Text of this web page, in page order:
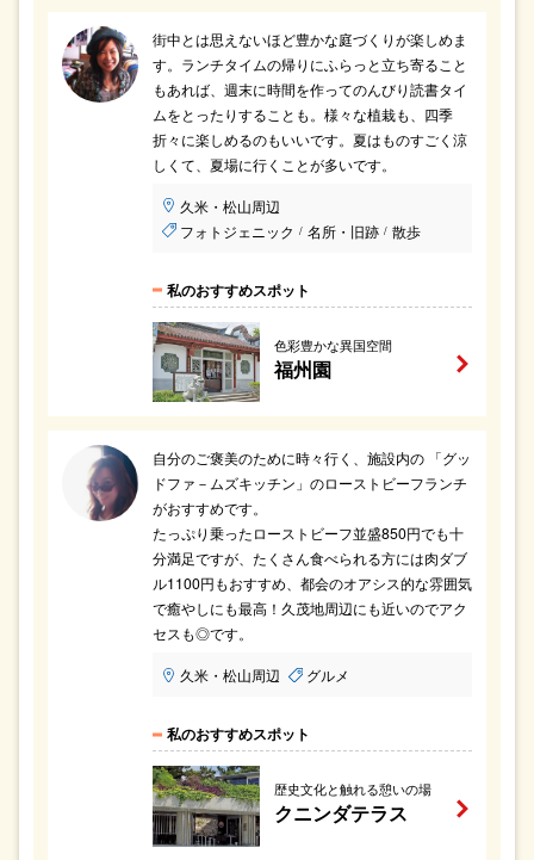
街中とは思えないほど豊かな庭づくりが楽しめま
す。ランチタイムの帰りにふらっと立ち寄ること
もあれば、週末に時間を作ってのんびり読書タイ
ムをとったりすることも。様々な植栽も、四季
折々に楽しめるのもいいです。夏はものすごく涼
しくて、夏場に行くことが多いです。
久米・松山周辺
フォトジェニック / 名所・旧跡 / 散歩
私のおすすめスポット
色彩豊かな異国空間
福州園
自分のご褒美のために時々行く、施設内の 「グッ
ドファ－ムズキッチン」のローストビーフランチ
がおすすめです。
たっぷり乗ったローストビーフ並盛850円でも十
分満足ですが、たくさん食べられる方には肉ダブ
ル1100円もおすすめ、都会のオアシス的な雰囲気
で癒やしにも最高！久茂地周辺にも近いのでアク
セスも◎です。
久米・松山周辺 グルメ
私のおすすめスポット
歴史文化と触れる憩いの場
クニンダテラス